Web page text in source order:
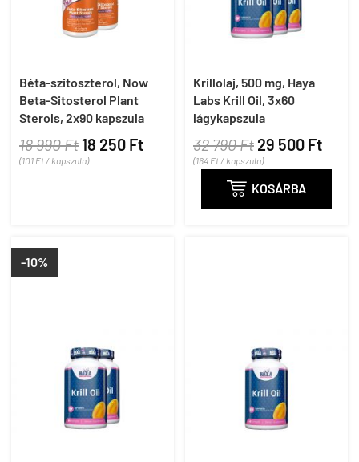
Béta-szitoszterol, Now
Beta-Sitosterol Plant
Sterols, 2x90 kapszula
18 990 Ft 18 250 Ft
(101 Ft / kapszula)
Krillolaj, 500 mg, Haya
Labs Krill Oil, 3x60
lágykapszula
32 790 Ft 29 500 Ft
(164 Ft / kapszula)
 KOSÁRBA
-10%